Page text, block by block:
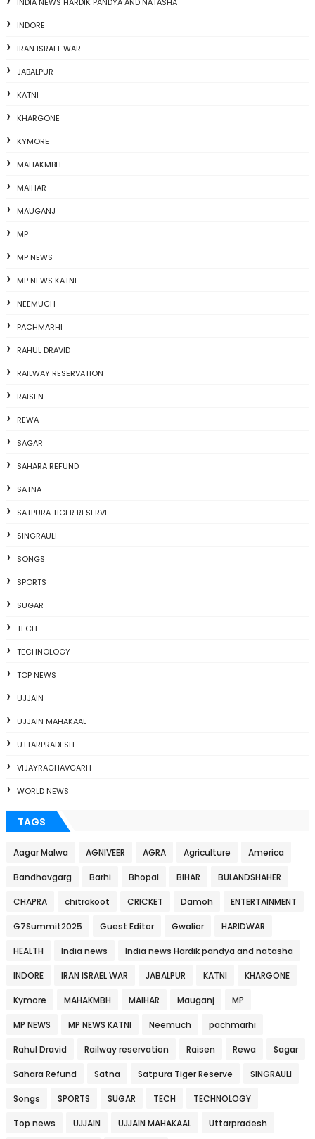
INDORE
IRAN ISRAEL WAR
JABALPUR
KATNI
KHARGONE
KYMORE
MAHAKMBH
MAIHAR
MAUGANJ
MP
MP NEWS
MP NEWS KATNI
NEEMUCH
PACHMARHI
RAHUL DRAVID
RAILWAY RESERVATION
RAISEN
REWA
SAGAR
SAHARA REFUND
SATNA
SATPURA TIGER RESERVE
SINGRAULI
SONGS
SPORTS
SUGAR
TECH
TECHNOLOGY
TOP NEWS
UJJAIN
UJJAIN MAHAKAAL
UTTARPRADESH
VIJAYRAGHAVGARH
WORLD NEWS
TAGS
Aagar Malwa AGNIVEER AGRA Agriculture America
Bandhavgarg Barhi Bhopal BIHAR BULANDSHAHER
CHAPRA chitrakoot CRICKET Damoh ENTERTAINMENT
G7Summit2025 Guest Editor Gwalior HARIDWAR
HEALTH India news India news Hardik pandya and natasha
INDORE IRAN ISRAEL WAR JABALPUR KATNI KHARGONE
Kymore MAHAKMBH MAIHAR Mauganj MP
MP NEWS MP NEWS KATNI Neemuch pachmarhi
Rahul Dravid Railway reservation Raisen Rewa Sagar
Sahara Refund Satna Satpura Tiger Reserve SINGRAULI
Songs SPORTS SUGAR TECH TECHNOLOGY
Top news UJJAIN UJJAIN MAHAKAAL Uttarpradesh